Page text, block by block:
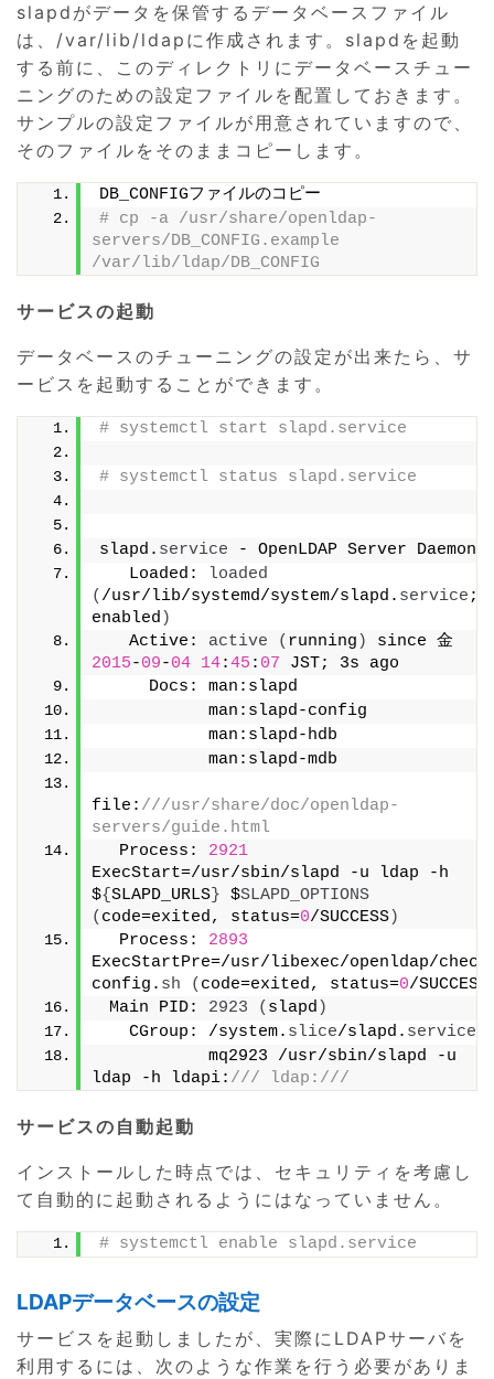
slapdがデータを保管するデータベースファイル
は、/var/lib/ldapに作成されます。slapdを起動
する前に、このディレクトリにデータベースチュー
ニングのための設定ファイルを配置しておきます。
サンプルの設定ファイルが用意されていますので、
そのファイルをそのままコピーします。
DB_CONFIGファイルのコピー
# cp -a /usr/share/openldap-
servers/DB_CONFIG.example
/var/lib/ldap/DB_CONFIG
サービスの起動
データベースのチューニングの設定が出来たら、サ
ービスを起動することができます。
# systemctl start slapd.service
# systemctl status slapd.service
slapd. service - OpenLDAP Server Daemon
   Loaded:
loaded
( /usr/lib/systemd/system/slapd. service ;
enabled )
   Active:
active ( running )
2015-09-04 14:45 : 07 JST; 3s ago
     Docs: man:slapd
           man:slapd-config
           man:slapd-hdb
           man:slapd-mdb
file: ///usr/share/doc/openldap-
servers/guide.html
  Process:
2921
ExecStart=/usr/sbin/slapd -u ldap -h
${SLAPD_URLS} $SLAPD_OPTIONS
( code=exited, status=0/SUCCESS)
  Process:
2893
ExecStartPre=/usr/libexec/openldap/
config. sh ( code=exited, status=0/SUCCESS
Main PID: 2923 ( slapd )
   CGroup: /system.
slice/slapd. service
           mq2923 /usr/sbin/slapd -u
ldap -h ldapi: /// ldap:///
サービスの自動起動
インストールした時点では、セキュリティを考慮し
て自動的に起動されるようにはなっていません。
# systemctl enable slapd.service
LDAPデータベースの設定
サービスを起動しましたが、実際にLDAPサーバを
利用するには、次のような作業を行う必要がありま